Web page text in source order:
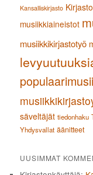
Kansalliskirjasto
musiikkiaineistot
musiikkikirjastotyö
säveltäjät tiedonhaku
Yhdysvallat äänitteet
UUSIMMAT